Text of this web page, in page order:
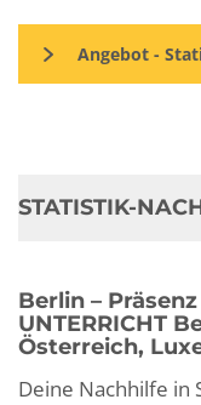
Angebot -
STATISTIK-
Berlin –
UNTERRICHT
Österreich,
Deine Nachhilfe in